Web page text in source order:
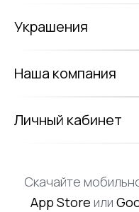
Украшения
Наша компания
Личный кабинет
Скачайте
App Store или